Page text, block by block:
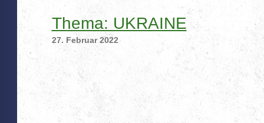
Thema: UKRAINE
27. Februar 2022